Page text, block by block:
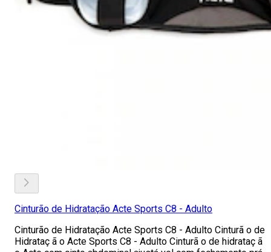
Cinturão de Hidratação Acte Sports C8 - Adulto
Cinturão de Hidratação Acte Sports C8 - Adulto Cinturã o de
Hidrataç ã o Acte Sports C8 - Adulto Cinturã o de hidrataç ã